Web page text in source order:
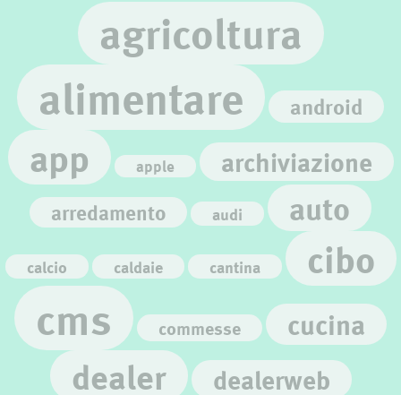
agricoltura
alimentare android
app apple archiviazione
arredamento audi auto
calcio caldaie cantina cibo
cms commesse cucina
dealer dealerweb